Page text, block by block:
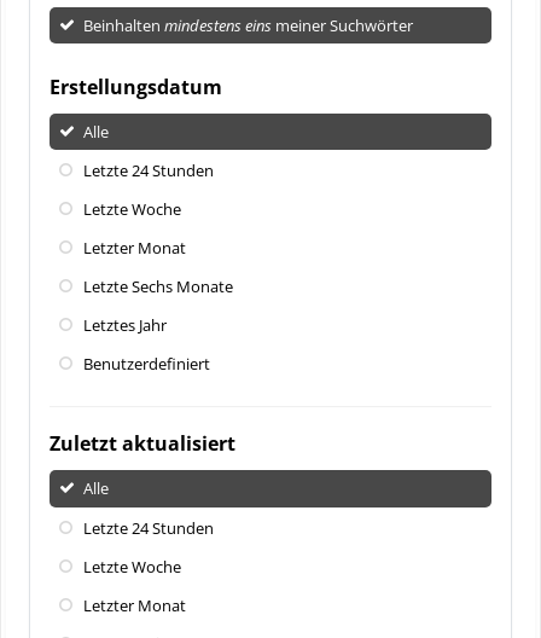
Beinhalten mindestens eins meiner Suchwörter
Erstellungsdatum
Alle
Letzte 24 Stunden
Letzte Woche
Letzter Monat
Letzte Sechs Monate
Letztes Jahr
Benutzerdefiniert
Zuletzt aktualisiert
Alle
Letzte 24 Stunden
Letzte Woche
Letzter Monat